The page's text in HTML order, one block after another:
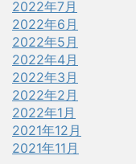
2022年7月
2022年6月
2022年5月
2022年4月
2022年3月
2022年2月
2022年1月
2021年12月
2021年11月